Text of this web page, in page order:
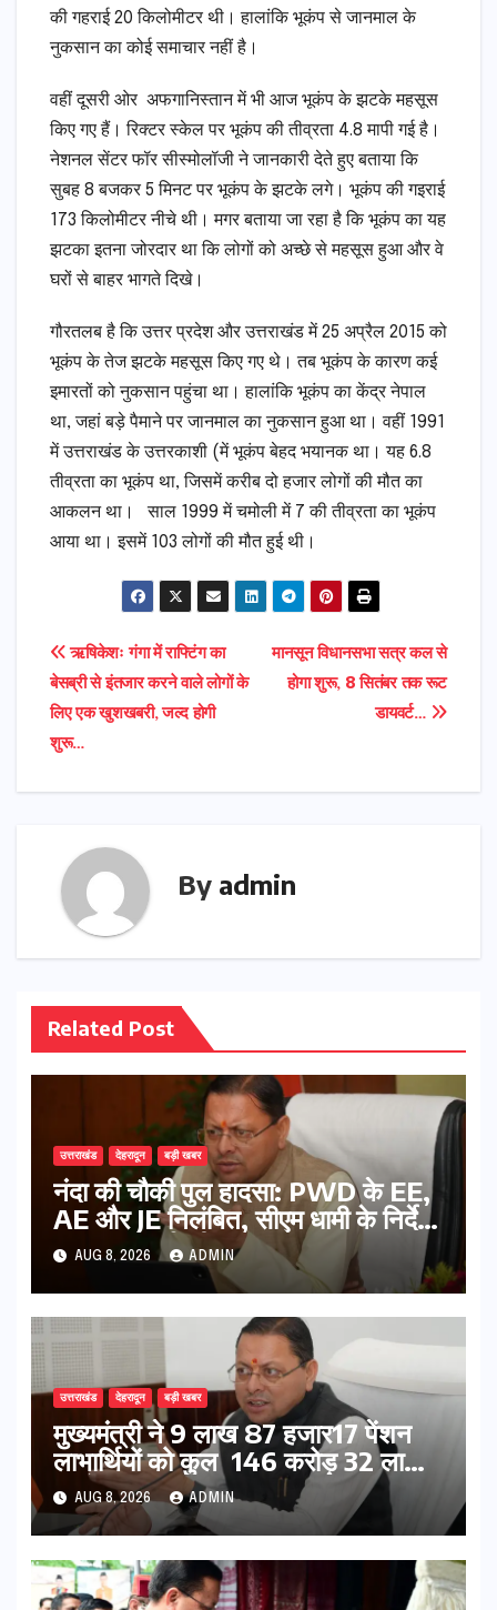
की गहराई 20 किलोमीटर थी। हालांकि भूकंप से जानमाल के
नुकसान का कोई समाचार नहीं है।
वहीं दूसरी ओर अफगानिस्तान में भी आज भूकंप के झटके महसूस
किए गए हैं। रिक्टर स्केल पर भूकंप की तीव्रता 4.8 मापी गई है।
नेशनल सेंटर फॉर सीस्मोलॉजी ने जानकारी देते हुए बताया कि
सुबह 8 बजकर 5 मिनट पर भूकंप के झटके लगे। भूकंप की गइराई
173 किलोमीटर नीचे थी। मगर बताया जा रहा है कि भूकंप का यह
झटका इतना जोरदार था कि लोगों को अच्छे से महसूस हुआ और वे
घरों से बाहर भागते दिखे।
गौरतलब है कि उत्तर प्रदेश और उत्तराखंड में 25 अप्रैल 2015 को
भूकंप के तेज झटके महसूस किए गए थे। तब भूकंप के कारण कई
इमारतों को नुकसान पहुंचा था। हालांकि भूकंप का केंद्र नेपाल
था, जहां बड़े पैमाने पर जानमाल का नुकसान हुआ था। वहीं 1991
में उत्तराखंड के उत्तरकाशी (में भूकंप बेहद भयानक था। यह 6.8
तीव्रता का भूकंप था, जिसमें करीब दो हजार लोगों की मौत का
आकलन था। साल 1999 में चमोली में 7 की तीव्रता का भूकंप
आया था। इसमें 103 लोगों की मौत हुई थी।
Post
navigation
मानसून विधानसभा सत्र कल से
होगा शुरू, 8 सितंबर तक रूट
डायवर्ट…
ऋषिकेशः गंगा में राफ्टिंग का
बेसब्री से इंतजार करने वाले लोगों के
लिए एक खुशखबरी, जल्द होगी
शुरू…
By admin
Related Post
उत्तराखंड देहरादून बड़ी खबर
नंदा की चौकी पुल हादसा: PWD के EE,
AE और JE निलंबित, सीएम धामी के निर्देश
पर सख्त कार्रवाई
AUG 8, 2026 ADMIN
उत्तराखंड देहरादून बड़ी खबर
मुख्यमंत्री ने 9 लाख 87 हजार17 पेंशन
लाभार्थियों को कुल 146 करोड़ 32 लाख
की पेंशन राशि का किया भुगतान
AUG 8, 2026 ADMIN